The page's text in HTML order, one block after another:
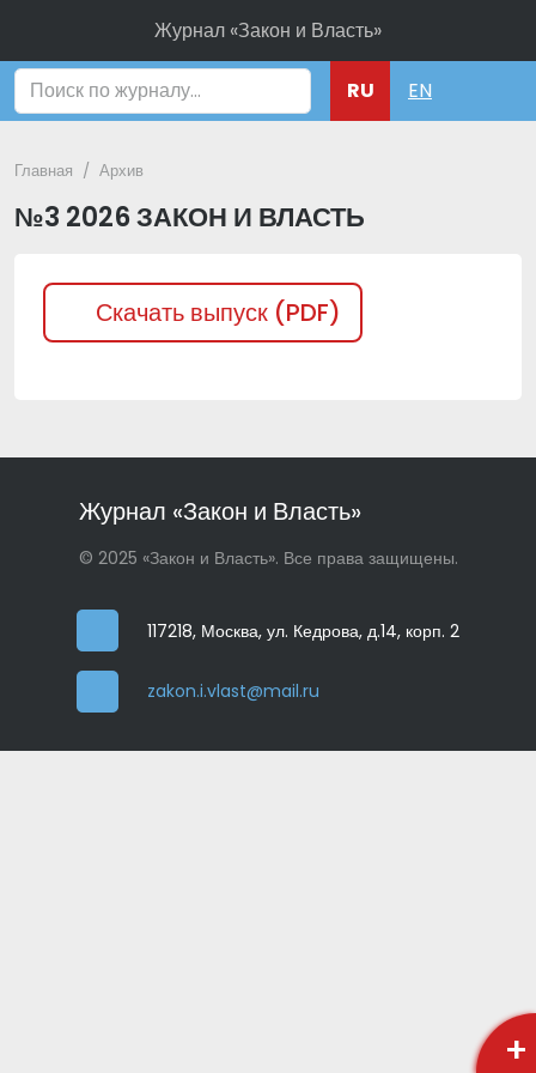
Журнал «Закон и Власть»
RU EN
Главная Архив
№3 2026 ЗАКОН И ВЛАСТЬ
Скачать выпуск (PDF)
Журнал «Закон и Власть»
© 2025 «Закон и Власть». Все права защищены.
117218, Москва, ул. Кедрова, д.14, корп. 2
zakon.i.vlast@mail.ru
+